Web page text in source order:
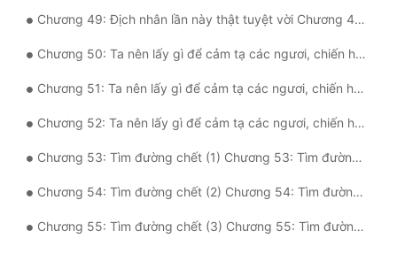
Sát Phạt Quyết Đoán
Vô Sỉ
Điềm Đạm
Chương 49: Địch nhân lần này thật tuyệt vời Chương 49: Địch nhân lần này thật tuyệt vời
Chương 50: Ta nên lấy gì để cảm tạ các ngươi, chiến hữu của ta ? (1) Chương 50: Ta nên lấy gì để cảm tạ các ngươi, chiến hữu của ta ? (1)
Chương 51: Ta nên lấy gì để cảm tạ các ngươi, chiến hữu của ta ? (2) Chương 51: Ta nên lấy gì để cảm tạ các ngươi, chiến hữu của ta ? (2)
Chương 52: Ta nên lấy gì để cảm tạ các ngươi, chiến hữu của ta ? (3) Chương 52: Ta nên lấy gì để cảm tạ các ngươi, chiến hữu của ta ? (3)
Chương 53: Tìm đường chết (1) Chương 53: Tìm đường chết (1)
Chương 54: Tìm đường chết (2) Chương 54: Tìm đường chết (2)
Chương 55: Tìm đường chết (3) Chương 55: Tìm đường chết (3)